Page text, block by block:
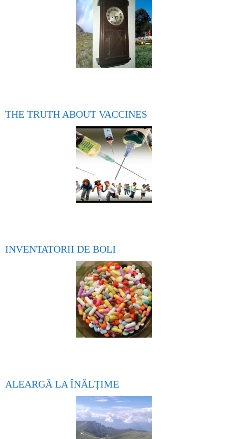
THE TRUTH ABOUT VACCINES
INVENTATORII DE BOLI
ALEARGĂ LA ÎNĂLȚIME